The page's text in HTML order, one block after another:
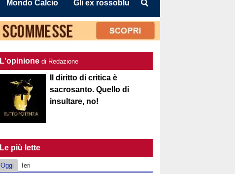
Mondo Calcio Gli ex rossoblu
L'opinione di Redazione
Il diritto di critica è
sacrosanto. Quello di
insultare, no!
Le più lette
Oggi Ieri